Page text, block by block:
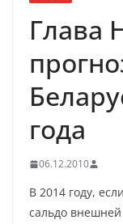
Глава
года
06.12.2010
В 2014 году,
сальдо внешней